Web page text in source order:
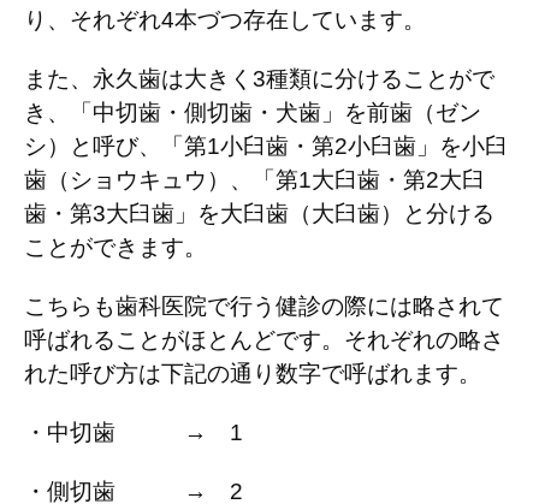
り、それぞれ4本づつ存在しています。
また、永久歯は大きく 3種類に分けることがで
き、「中切歯・側切歯・犬歯」を前歯（ゼン
シ）と呼び、「第1小臼歯・第2小臼歯」を小臼
歯（ショウキュウ）、「第1大臼歯・第2大臼
歯・第3大臼歯」を大臼歯（大臼歯）と分ける
ことができます。
こちらも歯科医院で行う健診の際には略されて
呼ばれることがほとんどです。それぞれの略さ
れた呼び方は下記の通り数字で呼ばれます。
・中切歯 → 1
・側切歯 → 2